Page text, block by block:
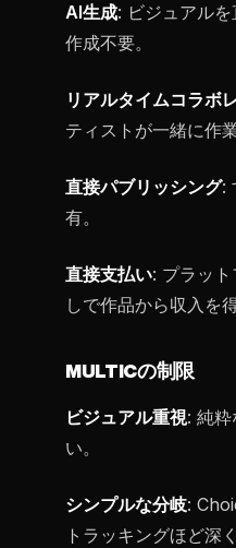
AI生成: ビジュアル
作成不要。
リアルタイムコラボ
ティストが一緒に作業
直接パブリッシング:
有。
直接支払い: プラッ
しで作品から収入を得
MULTICの制限
ビジュアル重視: 純粋
い。
シンプルな分岐:
トラッキングほど深